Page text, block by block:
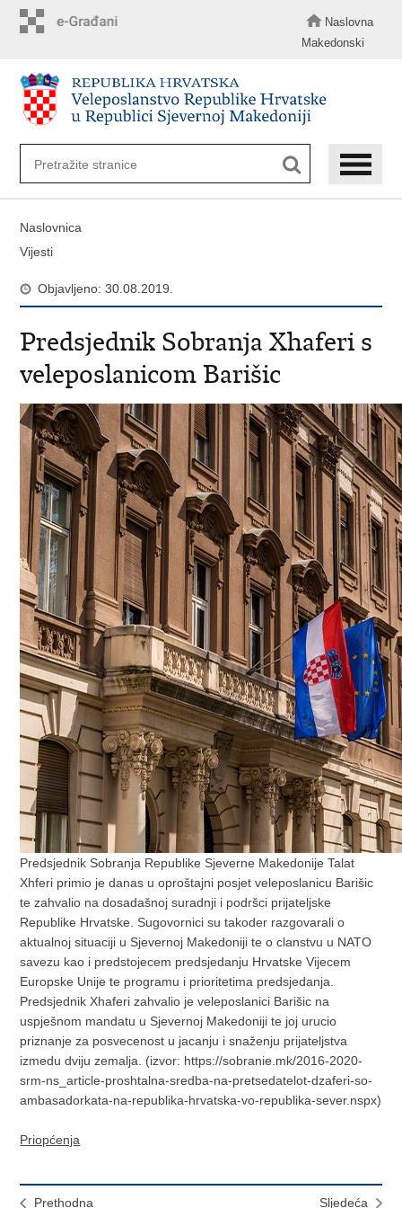
Naslovna
Makedonski
Naslovnica
Vijesti
Objavljeno: 30.08.2019.
Predsjednik Sobranja Xhaferi s
veleposlanicom Barišic
Predsjednik Sobranja Republike Sjeverne Makedonije Talat
Xhferi primio je danas u oproštajni posjet veleposlanicu Barišic
te zahvalio na dosadašnoj suradnji i podršci prijateljske
Republike Hrvatske. Sugovornici su takoder razgovarali o
aktualnoj situaciji u Sjevernoj Makedoniji te o clanstvu u NATO
savezu kao i predstojecem predsjedanju Hrvatske Vijecem
Europske Unije te programu i prioritetima predsjedanja.
Predsjednik Xhaferi zahvalio je veleposlanici Barišic na
uspješnom mandatu u Sjevernoj Makedoniji te joj urucio
priznanje za posvecenost u jacanju i snaženju prijateljstva
izmedu dviju zemalja. (izvor: https://sobranie.mk/2016-2020-
srm-ns_article-proshtalna-sredba-na-pretsedatelot-dzaferi-so-
ambasadorkata-na-republika-hrvatska-vo-republika-sever.nspx)
Priopćenja
Prethodna
Sljedeća